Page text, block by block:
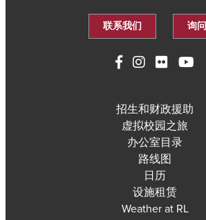
联系我们 询问
招生和财政援助
虚拟校园之旅
办公室目录
路线图
日历
设施租赁
Weather at RL